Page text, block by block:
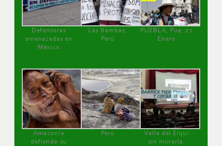
Defensoras
amenazadas en
México
Las Bambas,
Perú
PUEBLA, Pue, 27
Enero
Amazonía
defiende su
Perú
Valle del Elqui
sin minería.